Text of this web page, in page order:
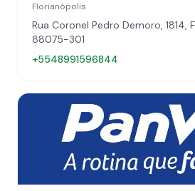
Florianópolis
Rua Coronel Pedro Demoro, 1814,
88075-301
+5548991596844